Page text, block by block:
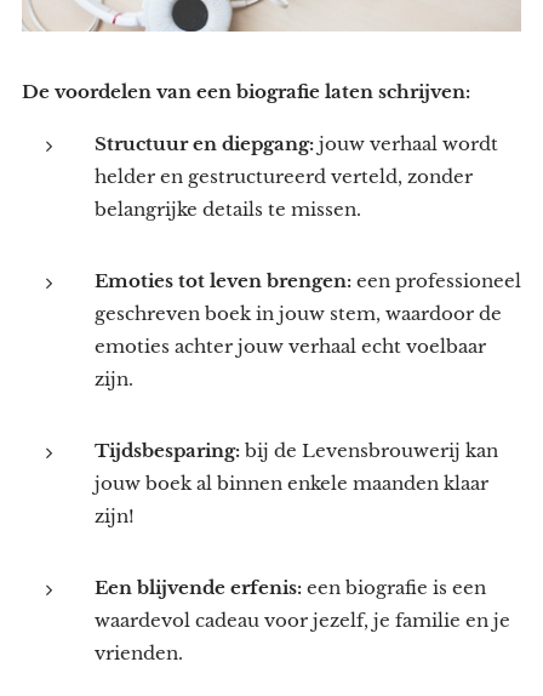
De voordelen van een biografie laten schrijven:
Structuur en diepgang: jouw verhaal wordt
helder en gestructureerd verteld, zonder
belangrijke details te missen.
Emoties tot leven brengen: een professioneel
geschreven boek in jouw stem, waardoor de
emoties achter jouw verhaal echt voelbaar
zijn.
Tijdsbesparing: bij de Levensbrouwerij kan
jouw boek al binnen enkele maanden klaar
zijn!
Een blijvende erfenis: een biografie is een
waardevol cadeau voor jezelf, je familie en je
vrienden.